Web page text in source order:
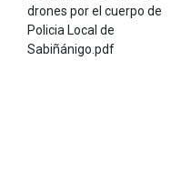
drones por el cuerpo de
Policia Local de
Sabiñánigo.pdf